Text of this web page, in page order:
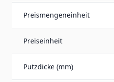
Preismengeneinheit
Preiseinheit
Putzdicke (mm)